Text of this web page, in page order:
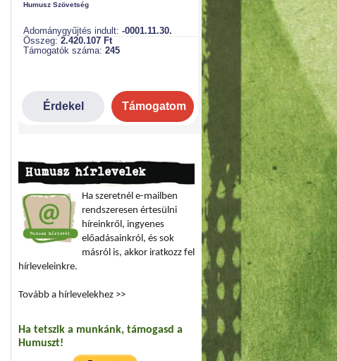
Humusz hírlevelek
Ha szeretnél e-mailben
rendszeresen értesülni
híreinkről, ingyenes
előadásainkról, és sok
másról is, akkor iratkozz fel
hírleveleinkre.
Tovább a hírlevelekhez >>
Ha tetszik a munkánk, támogasd a
Humuszt!